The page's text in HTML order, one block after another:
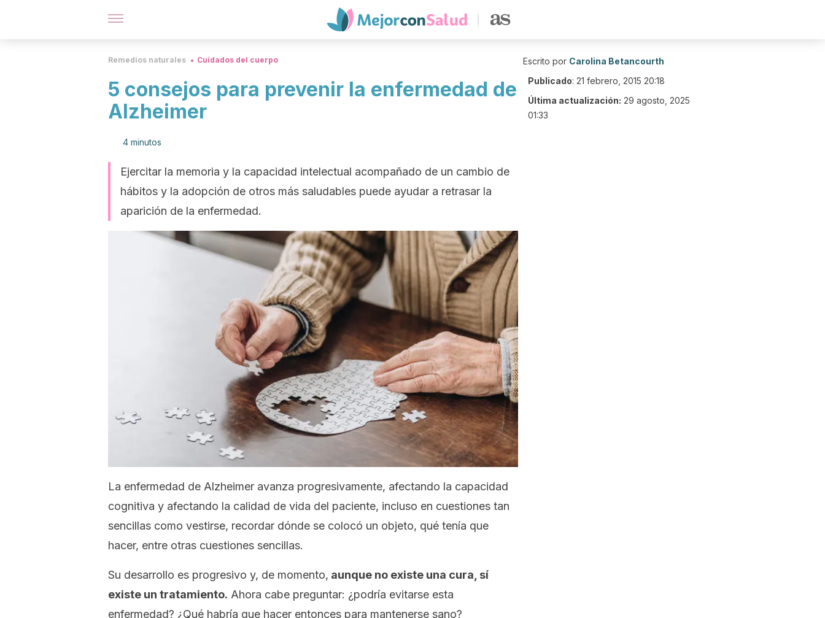
Remedios naturales Cuidados del cuerpo
5 consejos para prevenir la enfermedad de
Alzheimer
4 minutos
Ejercitar la memoria y la capacidad intelectual acompañado de un cambio de
hábitos y la adopción de otros más saludables puede ayudar a retrasar la
aparición de la enfermedad.
La enfermedad de Alzheimer avanza progresivamente, afectando la capacidad
cognitiva y afectando la calidad de vida del paciente, incluso en cuestiones tan
sencillas como vestirse, recordar dónde se colocó un objeto, qué tenía que
hacer, entre otras cuestiones sencillas.
Su desarrollo es progresivo y, de momento, aunque no existe una cura, sí
existe un tratamiento. Ahora cabe preguntar: ¿podría evitarse esta
enfermedad? ¿Qué habría que hacer entonces para mantenerse sano?
Escrito por Carolina Betancourth
Publicado: 21 febrero, 2015 20:18
Última actualización: 29 agosto, 2025
01:33